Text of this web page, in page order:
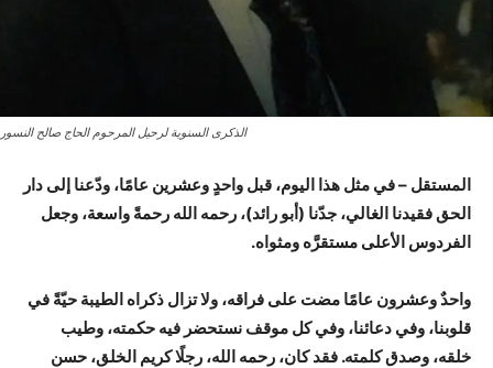
الذكرى السنوية لرحيل المرحوم الحاج صالح النسور
المستقل – في مثل هذا اليوم، قبل واحدٍ وعشرين عامًا، ودّعنا إلى دار
الحق فقيدنا الغالي، جدّنا (أبو رائد)، رحمه الله رحمةً واسعة، وجعل
الفردوس الأعلى مستقرَّه ومثواه.
واحدٌ وعشرون عامًا مضت على فراقه، ولا تزال ذكراه الطيبة حيّةً في
قلوبنا، وفي دعائنا، وفي كل موقف نستحضر فيه حكمته، وطيب
خلقه، وصدق كلمته. فقد كان، رحمه الله، رجلًا كريم الخلق، حسن